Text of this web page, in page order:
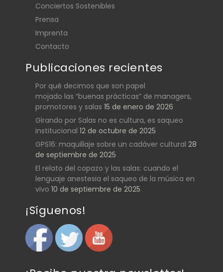
Conciertos Sostenibles
Prensa
Imprenta
Contacto
Publicaciones recientes
Por qué decimos que son papel
mojado las “buenas prácticas” de managers,
promotores y salas 15 de enero de 2026
Girando por Salas no es cultura, es saqueo
institucional 12 de octubre de 2025
GPS16: maquillaje sobre un cadáver cultural 28
de septiembre de 2025
El relato del copazo y las salas: cuando el
lenguaje anestesia el saqueo de la música en
vivo 10 de septiembre de 2025
¡Síguenos!